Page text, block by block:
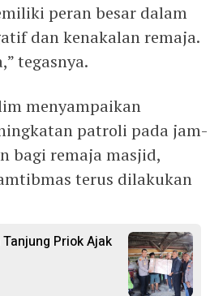
peran besar dalam
dan kenakalan remaja.
tegasnya.
menyampaikan
patroli pada jam-
bagi remaja masjid,
terus dilakukan
Priok Ajak